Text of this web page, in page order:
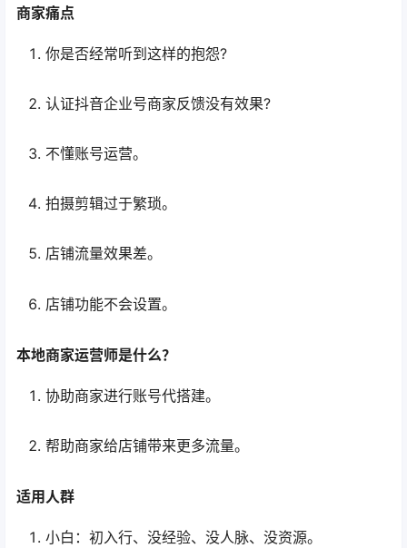
商家痛点
你是否经常听到这样的抱怨?
认证抖音企业号商家反馈没有效果?
不懂账号运营。
拍摄剪辑过于繁琐。
店铺流量效果差。
店铺功能不会设置。
本地商家运营师是什么？
协助商家进行账号代搭建。
帮助商家给店铺带来更多流量。
适用人群
小白：初入行、没经验、没人脉、没资源。